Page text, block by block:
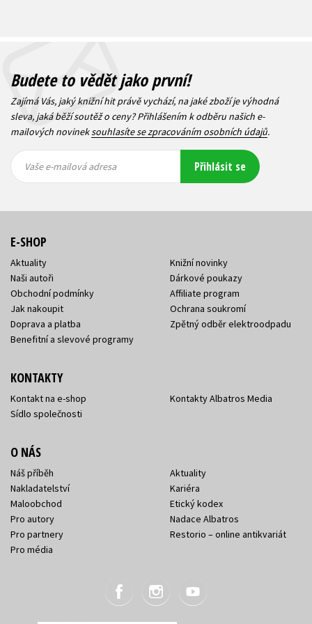
Budete to vědět jako první!
Zajímá Vás, jaký knižní hit právě vychází, na jaké zboží je výhodná
sleva, jaká běží soutěž o ceny? Přihlášením k odběru našich e-
mailových novineksouhlasíte se zpracováním osobních údajů.
mailová
mailová
Vaše e-mailová adresa Přihlásit se
E-SHOP
Aktuality
Naši autoři
Obchodní podmínky
Jak nakoupit
Doprava a platba
Benefitní a slevové programy
Knižní novinky
Dárkové poukazy
Affiliate program
Ochrana soukromí
Zpětný odběr elektroodpadu
KONTAKTY
Kontakt na e-shop
Sídlo společnosti
Kontakty Albatros Media
O NÁS
Náš příběh
Nakladatelství
Maloobchod
Pro autory
Pro partnery
Pro média
Aktuality
Kariéra
Etický kodex
Nadace Albatros
Restorio – online antikvariát